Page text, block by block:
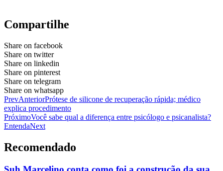
Compartilhe
Share on facebook
Share on twitter
Share on linkedin
Share on pinterest
Share on telegram
Share on whatsapp
PrevAnteriorPrótese de silicone de recuperação rápida; médico
explica procedimento
PróximoVocê sabe qual a diferença entre psicólogo e psicanalista?
EntendaNext
Recomendado